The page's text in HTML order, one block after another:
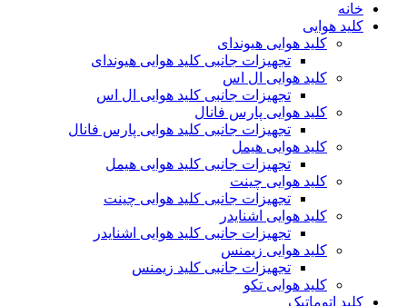
خانه
کلید هوایی
کلید هوایی هیوندای
تجهیزات جانبی کلید هوایی هیوندای
کلید هوایی ال اس
تجهیزات جانبی کلید هوایی ال اس
کلید هوایی پارس فانال
تجهیزات جانبی کلید هوایی پارس فانال
کلید هوایی هیمل
تجهیزات جانبی کلید هوایی هیمل
کلید هوایی چینت
تجهیزات جانبی کلید هوایی چینت
کلید هوایی اشنایدر
تجهیزات جانبی کلید هوایی اشنایدر
کلید هوایی زیمنس
تجهیزات جانبی کلید زیمنس
کلید هوایی تکو
کلید اتوماتیک